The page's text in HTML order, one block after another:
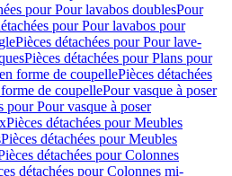
pour Pour lavabos doublesPour
pour Pour lavabos pour
Pièces détachées pour Pour lave-
Pièces détachées pour Plans pour
forme de coupellePièces détachées
de coupellePour vasque à poser
pour Pour vasque à poser
Pièces détachées pour Meubles
Pièces détachées pour Meubles
détachées pour Colonnes
détachées pour Colonnes mi-